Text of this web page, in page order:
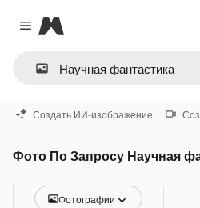
Close menu
Magnific
Создать ИИ-изображение
Фото По Запросу Научная
Фотографии